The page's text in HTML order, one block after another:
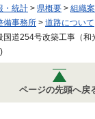
・統計 > 県概要 > 組織
備事務所 > 道路について
国道254号改築工事（
ページの先頭へ戻